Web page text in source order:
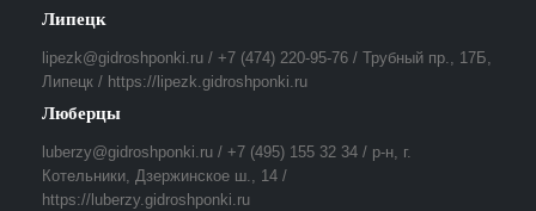
Липецк
lipezk@gidroshponki.ru / +7 (474) 220-95-76 / Трубный пр., 17Б,
Липецк / https://lipezk.gidroshponki.ru
Люберцы
luberzy@gidroshponki.ru / +7 (495) 155 32 34 / р-н, г.
Котельники, Дзержинское ш., 14 /
https://luberzy.gidroshponki.ru